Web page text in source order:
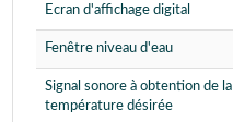
Ecran d'affichage digital
Fenêtre niveau d'eau
Signal sonore à obtention de la
température désirée